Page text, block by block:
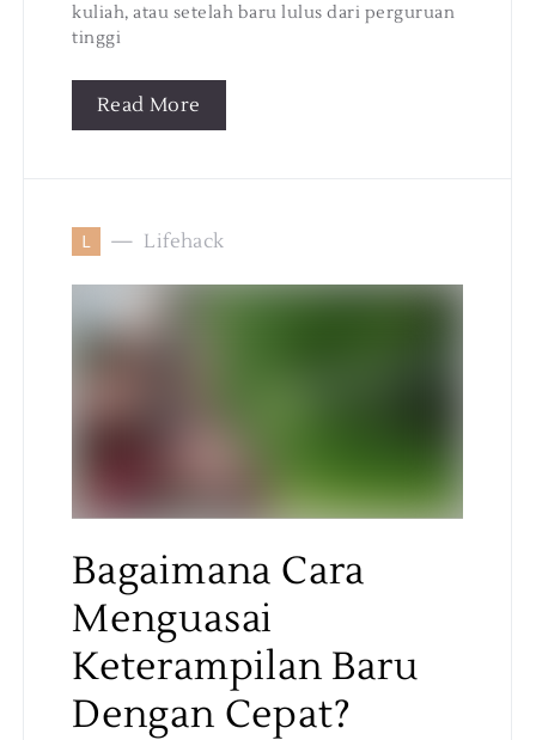
kuliah, atau setelah baru lulus dari perguruan
tinggi
Read More
L Lifehack
Bagaimana Cara
Menguasai
Keterampilan Baru
Dengan Cepat?